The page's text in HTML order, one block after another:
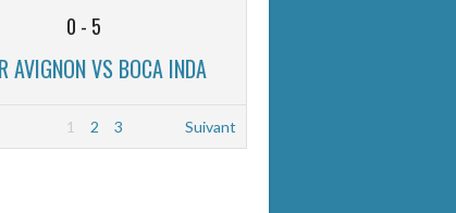
0 - 5
AVIGNON VS BOCA INDA
1 2 3 Suivant